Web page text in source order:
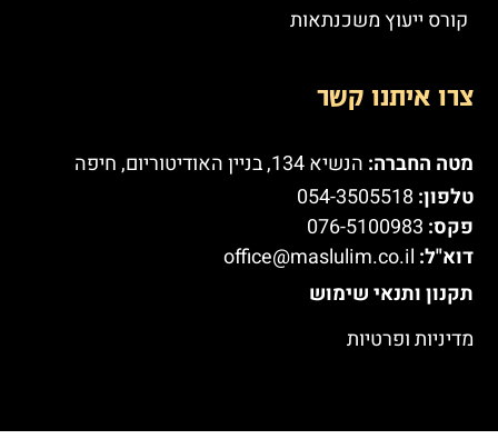
קורס ייעוץ משכנתאות
צרו איתנו קשר
מטה החברה: הנשיא 134, בניין האודיטוריום, חיפה
טלפון: 054-3505518
פקס:
דוא"ל: office@maslulim.co.il
תקנון ותנאי שימוש
מדיניות ופרטיות